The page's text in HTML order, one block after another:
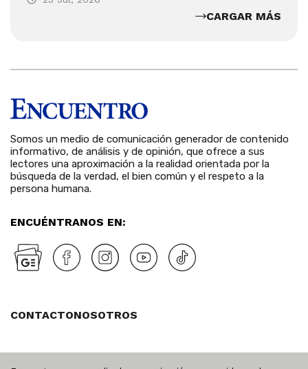
CARGAR MÁS
Somos un medio de comunicación generador de contenido
informativo, de análisis y de opinión, que ofrece a sus
lectores una aproximación a la realidad orientada por la
búsqueda de la verdad, el bien común y el respeto a la
persona humana.
ENCUÉNTRANOS EN:
CONTACTONOSOTROS